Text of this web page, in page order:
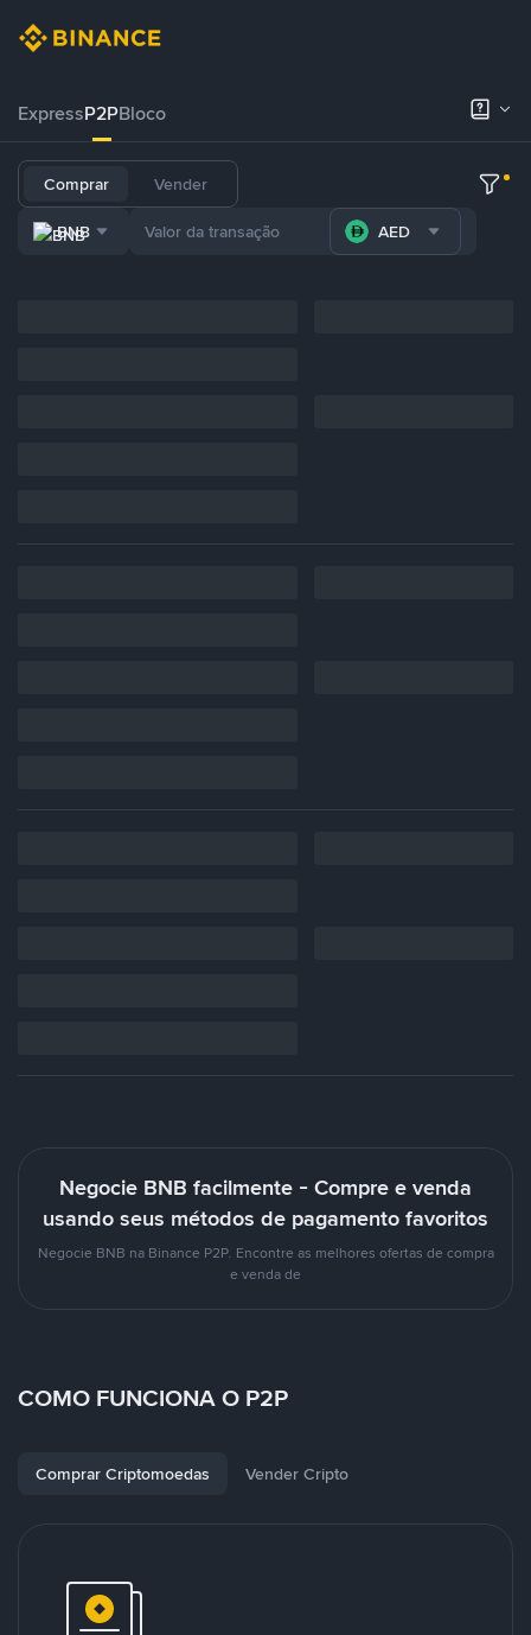
ExpressP2PBloco
Comprar Vender
BNB AED
Negocie BNB facilmente - Compre e venda
usando seus métodos de pagamento favoritos
Negocie BNB na Binance P2P. Encontre as melhores ofertas de compra
e venda de
COMO FUNCIONA O P2P
Comprar Criptomoedas Vender Cripto